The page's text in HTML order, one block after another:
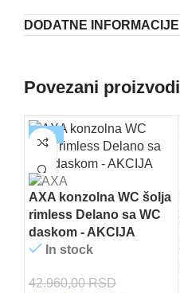
DODATNE INFORMACIJE
Povezani proizvodi
-30%
AXA konzolna WC šolja
rimless Delano sa WC
daskom - AKCIJA
In stock
42.960,00RSD